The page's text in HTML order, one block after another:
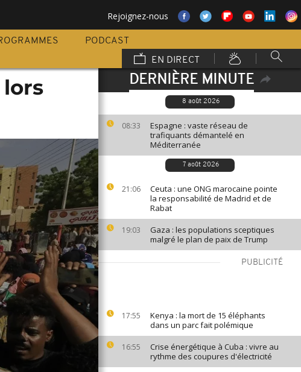
Rejoignez-nous
PODCAST
EN DIRECT
DERNIÈRE MINUTE
8 août 2026
08:33
Espagne : vaste réseau de
trafiquants démantelé en
Méditerranée
7 août 2026
21:06
Ceuta : une ONG marocaine pointe
la responsabilité de Madrid et de
Rabat
19:03
Gaza : les populations sceptiques
malgré le plan de paix de Trump
PUBLICITÉ
17:55
Kenya : la mort de 15 éléphants
dans un parc fait polémique
16:55
Crise énergétique à Cuba : vivre au
rythme des coupures d'électricité